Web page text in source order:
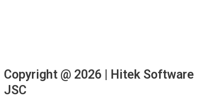
Copyright @ 2026 | Hitek Software
JSC